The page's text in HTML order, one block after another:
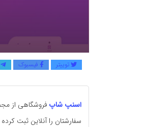
توییتر فیسبوک
اسنپ شاپ فروشگاهی از